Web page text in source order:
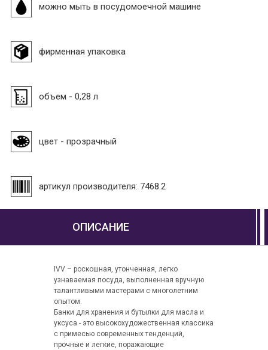
можно мыть в посудомоечной машине
фирменная упаковка
объем - 0,28 л
цвет - прозрачный
артикул производителя: 7468.2
ОПИСАНИЕ
IVV – роскошная, утонченная, легко
узнаваемая посуда, выполненная вручную
талантливыми мастерами с многолетним
опытом.
Банки для хранения и бутылки для масла и
уксуса - это высокохудожественная классика
с примесью современных тенденций,
прочные и легкие, поражающие